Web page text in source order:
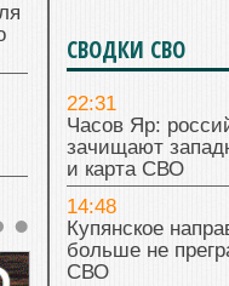
СВОДКИ СВО
22:31
Часов Яр:
зачищают
и карта СВО
14:48
Купянское
больше не
СВО